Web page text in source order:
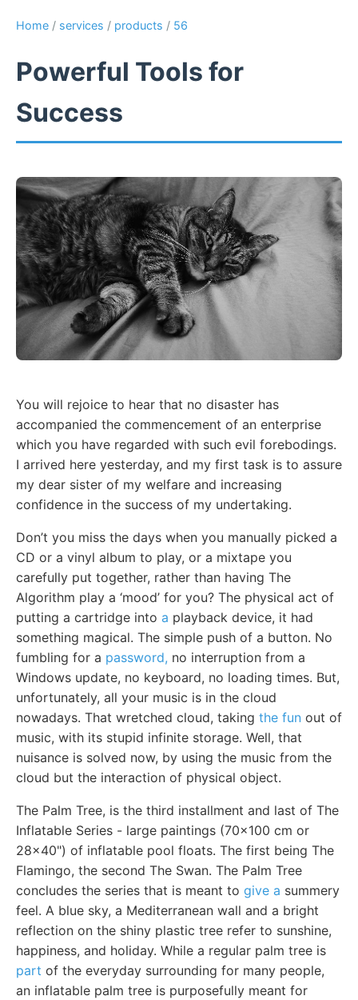
Home / services / products / 56
Powerful Tools for
Success
You will rejoice to hear that no disaster has
accompanied the commencement of an enterprise
which you have regarded with such evil forebodings.
I arrived here yesterday, and my first task is to assure
my dear sister of my welfare and increasing
confidence in the success of my undertaking.
Don’t you miss the days when you manually picked a
CD or a vinyl album to play, or a mixtape you
carefully put together, rather than having The
Algorithm play a ‘mood’ for you? The physical act of
putting a cartridge into a playback device, it had
something magical. The simple push of a button. No
fumbling for a password, no interruption from a
Windows update, no keyboard, no loading times. But,
unfortunately, all your music is in the cloud
nowadays. That wretched cloud, taking the fun out of
music, with its stupid infinite storage. Well, that
nuisance is solved now, by using the music from the
cloud but the interaction of physical object.
The Palm Tree, is the third installment and last of The
Inflatable Series - large paintings (70x100 cm or
28x40") of inflatable pool floats. The first being The
Flamingo, the second The Swan. The Palm Tree
concludes the series that is meant to give a summery
feel. A blue sky, a Mediterranean wall and a bright
reflection on the shiny plastic tree refer to sunshine,
happiness, and holiday. While a regular palm tree is
part of the everyday surrounding for many people,
an inflatable palm tree is purposefully meant for